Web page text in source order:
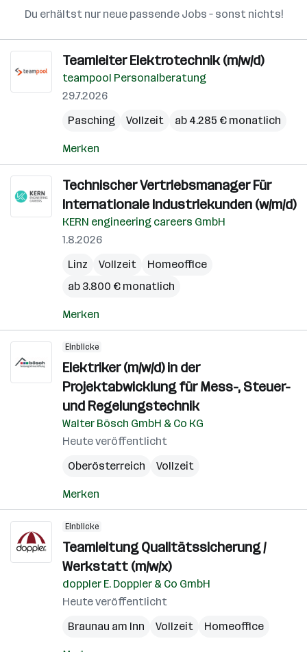
Du erhältst nur neue passende Jobs – sonst nichts!
Teamleiter Elektrotechnik (m/w/d)
teampool Personalberatung
29.7.2026
Pasching
Vollzeit ab 4.285 € monatlich
Merken
Technischer Vertriebsmanager Für
Internationale Industriekunden (w/m/d)
KERN engineering careers GmbH
1.8.2026
Linz
Vollzeit
Homeoffice
ab 3.800 € monatlich
Merken
Einblicke
Elektriker (m/w/d) in der
Projektabwicklung für Mess-, Steuer-
und Regelungstechnik
Walter Bösch GmbH & Co KG
Heute veröffentlicht
Oberösterreich
Vollzeit
Merken
Einblicke
Teamleitung Qualitätssicherung /
Werkstatt (m/w/x)
doppler E. Doppler & Co GmbH
Heute veröffentlicht
Braunau am Inn
Vollzeit Homeoffice